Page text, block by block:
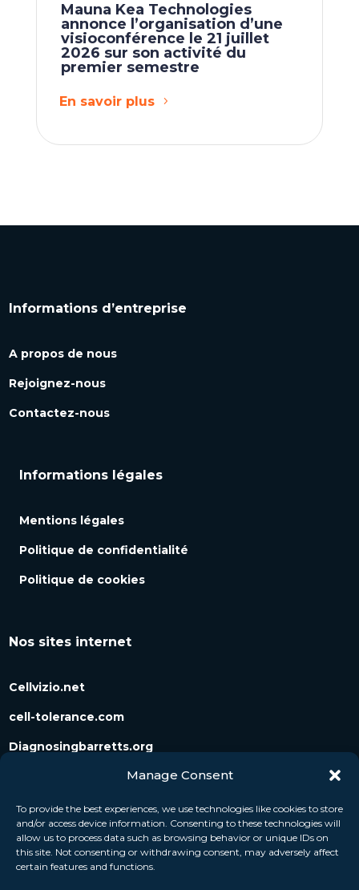
Manage Consent
To provide the best experiences, we use technologies like cookies to store
and/or access device information. Consenting to these technologies will
allow us to process data such as browsing behavior or unique IDs on
this site. Not consenting or withdrawing consent, may adversely affect
certain features and functions.
Mauna Kea Technologies
annonce l’organisation d’une
visioconférence le 21 juillet
2026 sur son activité du
premier semestre
En savoir plus
Informations d’entreprise
A propos de nous
Rejoignez-nous
Contactez-nous
Informations légales
Mentions légales
Politique de confidentialité
Politique de cookies
Nos sites internet
Cellvizio.net
cell-tolerance.com
Diagnosingbarretts.org
Diagnosingpancreaticcysts.org
Suivez-nous